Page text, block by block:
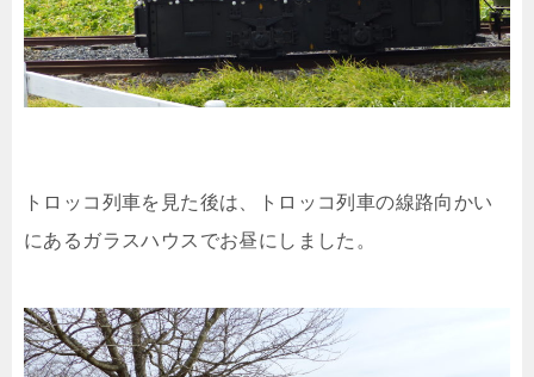
トロッコ列車を見た後は、トロッコ列車の線路向かい
にあるガラスハウスでお昼にしました。